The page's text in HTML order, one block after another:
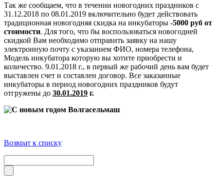
Так же сообщаем, что в течении новогодних праздников с
31.12.2018 по 08.01.2019 включительно будет действовать
традиционная новогодняя скидка на инкубаторы -5000 руб от
стоимости. Для того, что бы воспользоваться новогодней
скидкой Вам необходимо отправить заявку на нашу
электронную почту с указанием ФИО, номера телефона,
Модель инкубатора которую вы хотите приобрести и
количество. 9.01.2018 г., в первый же рабочий день вам будет
выставлен счет и составлен договор. Все заказанные
инкубаторы в период новогодних праздников будут
отгружены до 30.01.2019 г.
Возврат к списку